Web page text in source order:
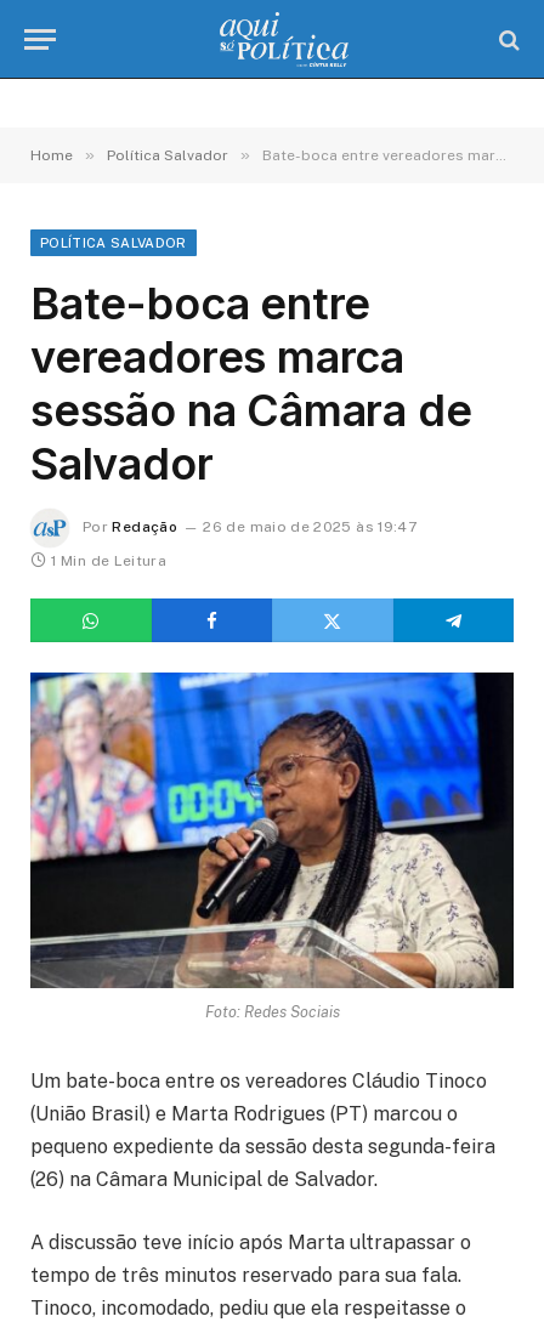
Home » Política Salvador » Bate-boca entre vereadores marca sessão na Câmara de Salvador
POLÍTICA SALVADOR
Bate-boca entre
vereadores marca
sessão na Câmara de
Salvador
Por Redação
26 de maio de 2025 às 19:47
1 Min de Leitura
Foto: Redes Sociais
Um bate-boca entre os vereadores Cláudio Tinoco
(União Brasil) e Marta Rodrigues (PT) marcou o
pequeno expediente da sessão desta segunda-feira
(26) na Câmara Municipal de Salvador.
A discussão teve início após Marta ultrapassar o
tempo de três minutos reservado para sua fala.
Tinoco, incomodado, pediu que ela respeitasse o